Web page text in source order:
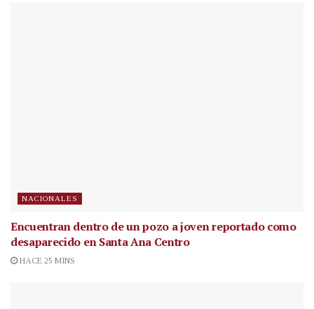
NACIONALES
Encuentran dentro de un pozo a joven reportado como
desaparecido en Santa Ana Centro
HACE 25 MINS